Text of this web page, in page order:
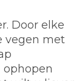
Door elke
vegen met
ophopen